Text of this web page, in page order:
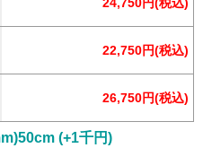
24,750円(税込)
22,750円(税込)
26,750円(税込)
(+1千円)